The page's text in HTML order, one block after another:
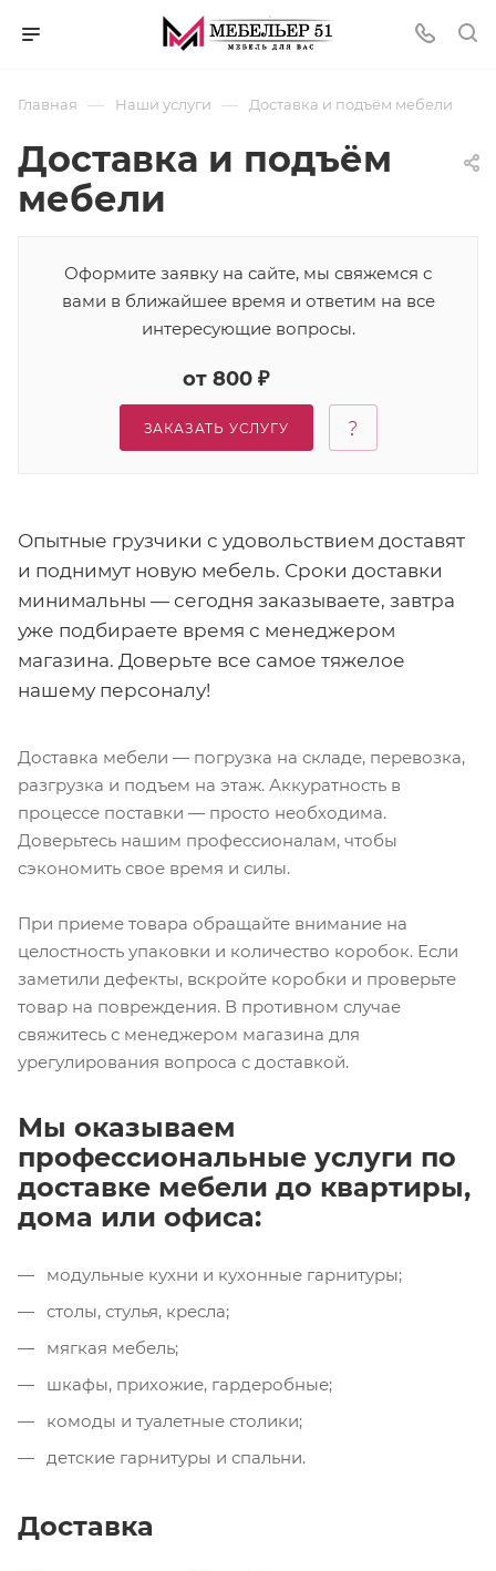
Главная — Наши услуги — Доставка и подъём мебели
Доставка и подъём
мебели
Оформите заявку на сайте, мы свяжемся с
вами в ближайшее время и ответим на все
интересующие вопросы.
от 800 ₽
ЗАКАЗАТЬ УСЛУГУ
Опытные грузчики с удовольствием доставят
и поднимут новую мебель. Сроки доставки
минимальны — сегодня заказываете, завтра
уже подбираете время с менеджером
магазина. Доверьте все самое тяжелое
нашему персоналу!
Доставка мебели — погрузка на складе, перевозка,
разгрузка и подъем на этаж. Аккуратность в
процессе поставки — просто необходима.
Доверьтесь нашим профессионалам, чтобы
сэкономить свое время и силы.
При приеме товара обращайте внимание на
целостность упаковки и количество коробок. Если
заметили дефекты, вскройте коробки и проверьте
товар на повреждения. В противном случае
свяжитесь с менеджером магазина для
урегулирования вопроса с доставкой.
Мы оказываем
профессиональные услуги по
доставке мебели до квартиры,
дома или офиса:
модульные кухни и кухонные гарнитуры;
столы, стулья, кресла;
мягкая мебель;
шкафы, прихожие, гардеробные;
комоды и туалетные столики;
детские гарнитуры и спальни.
Доставка